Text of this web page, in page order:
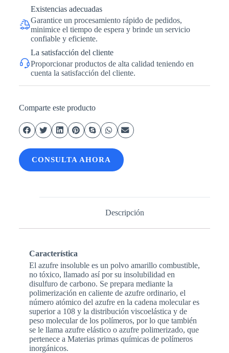
Existencias adecuadas
Garantice un procesamiento rápido de pedidos,
minimice el tiempo de espera y brinde un servicio
confiable y eficiente.
La satisfacción del cliente
Proporcionar productos de alta calidad teniendo en
cuenta la satisfacción del cliente.
Comparte este producto
CONSULTA AHORA
Descripción
Característica
El azufre insoluble es un polvo amarillo combustible,
no tóxico, llamado así por su insolubilidad en
disulfuro de carbono. Se prepara mediante la
polimerización en caliente de azufre ordinario, el
número atómico del azufre en la cadena molecular es
superior a 108 y la distribución viscoelástica y de
peso molecular de los polímeros, por lo que también
se le llama azufre elástico o azufre polimerizado, que
pertenece a Materias primas químicas de polímeros
inorgánicos.